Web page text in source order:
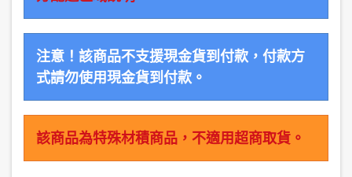
注意！該商品不支援現金貨到付款，付款方
式請勿使用現金貨到付款。
該商品為特殊材積商品，不適用超商取貨。